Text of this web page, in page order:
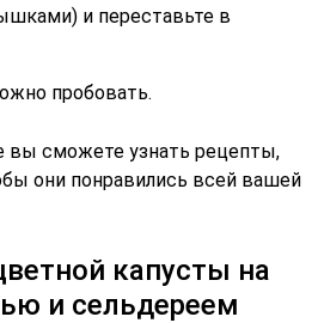
и переставьте в
пробовать.
вы сможете узнать рецепты,
они понравились всей вашей
капусты на
и сельдереем